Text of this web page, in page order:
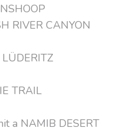
RIVER CANYON
TRAIL
a NAMIB DESERT